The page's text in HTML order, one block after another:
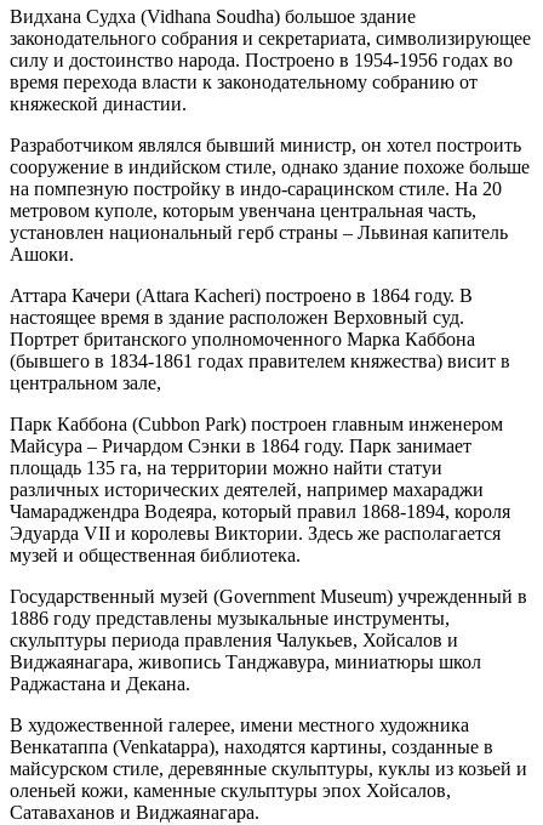
Видхана Судха (Vidhana Soudha) большое здание
законодательного собрания и секретариата, символизирующее
силу и достоинство народа. Построено в 1954-1956 годах во
время перехода власти к законодательному собранию от
княжеской династии.
Разработчиком являлся бывший министр, он хотел построить
сооружение в индийском стиле, однако здание похоже больше
на помпезную постройку в индо-сарацинском стиле. На 20
метровом куполе, которым увенчана центральная часть,
установлен национальный герб страны – Львиная капитель
Ашоки.
Аттара Качери (Attara Kacheri) построено в 1864 году. В
настоящее время в здание расположен Верховный суд.
Портрет британского уполномоченного Марка Каббона
(бывшего в 1834-1861 годах правителем княжества) висит в
центральном зале,
Парк Каббона (Cubbon Park) построен главным инженером
Майсура – Ричардом Сэнки в 1864 году. Парк занимает
площадь 135 га, на территории можно найти статуи
различных исторических деятелей, например махараджи
Чамараджендра Водеяра, который правил 1868-1894, короля
Эдуарда VII и королевы Виктории. Здесь же располагается
музей и общественная библиотека.
Государственный музей (Government Museum) учрежденный в
1886 году представлены музыкальные инструменты,
скульптуры периода правления Чалукьев, Хойсалов и
Виджаянагара, живопись Танджавура, миниатюры школ
Раджастана и Декана.
В художественной галерее, имени местного художника
Венкатаппа (Venkatappa), находятся картины, созданные в
майсурском стиле, деревянные скульптуры, куклы из козьей и
оленьей кожи, каменные скульптуры эпох Хойсалов,
Сатаваханов и Виджаянагара.